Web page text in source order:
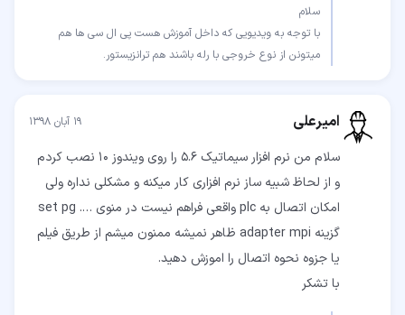
با توجه به ویدیویی که داخل آموزش هست پی ال سی ها هم
میتونن از نوع خروجی با رله باشند هم ترانزیستور.
امیرعلی ۱۹ آبان ۱۳۹۸
سلام من نرم افزار سیماتیک 5.6 را روی ویندوز 10 نصب کردم
و از لحاظ شبیه ساز نرم افزاری کار میکنه و مشکلی نداره ولی
امکان اتصال به plc واقعی فراهم نیست در منوی …. set pg
گزینه adapter mpi ظاهر نمیشه ممنون میشم از طریق فیلم
با تشکر